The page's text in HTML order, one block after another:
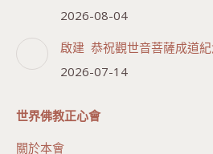
2026-08-04
啟建 恭祝觀世音菩薩成道
2026-07-14
世界佛教正心會
關於本會